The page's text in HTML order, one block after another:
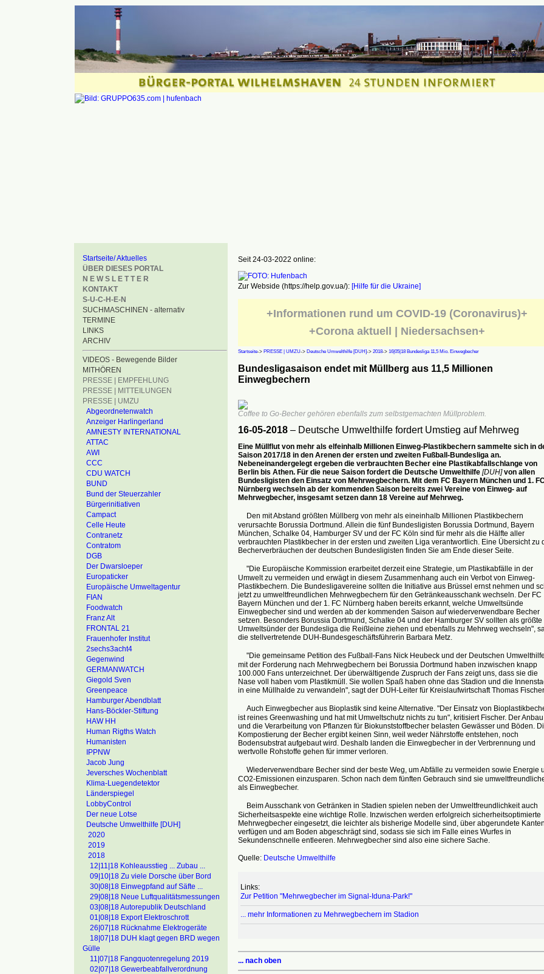
Startseite/ Aktuelles
ÜBER DIESES PORTAL
N E W S L E T T E R
KONTAKT
S-U-C-H-E-N
SUCHMASCHINEN - alternativ
TERMINE
LINKS
ARCHIV
VIDEOS - Bewegende Bilder
MITHÖREN
PRESSE | EMPFEHLUNG
PRESSE | MITTEILUNGEN
PRESSE | UMZU
Abgeordnetenwatch
Anzeiger Harlingerland
AMNESTY INTERNATIONAL
ATTAC
AWI
CCC
CDU WATCH
BUND
Bund der Steuerzahler
Bürgerinitiativen
Campact
Celle Heute
Contranetz
Contratom
DGB
Der Dwarsloeper
Europaticker
Europäische Umweltagentur
FIAN
Foodwatch
Franz Alt
FRONTAL 21
Frauenhofer Institut
2sechs3acht4
Gegenwind
GERMANWATCH
Giegold Sven
Greenpeace
Hamburger Abendblatt
Hans-Böckler-Stiftung
HAW HH
Human Rigths Watch
Humanisten
IPPNW
Jacob Jung
Jeversches Wochenblatt
Klima-Luegendetektor
Länderspiegel
LobbyControl
Der neue Lotse
Deutsche Umwelthilfe [DUH]
2020
2019
2018
12|11|18 Kohleausstieg ... Zubau ...
09|10|18 Zu viele Dorsche über Bord
30|08|18 Einwegpfand auf Säfte ...
29|08|18 Neue Luftqualitätsmessungen
03|08|18 Autorepublik Deutschland
01|08|18 Export Elektroschrott
26|07|18 Rücknahme Elektrogeräte
18|07|18 DUH klagt gegen BRD wegen
Gülle
11|07|18 Fangquotenregelung 2019
02|07|18 Gewerbeabfallverordnung
Seit 24-03-2022 online:
Zur Webside (https://help.gov.ua/): [Hilfe für die Ukraine]
+Informationen rund um COVID-19 (Coronavirus)+
+Corona aktuell | Niedersachsen+
Startseite-> PRESSE | UMZU-> Deutsche Umwelthilfe [DUH]-> 2018-> 16|05|18 Bundesliga 11,5 Mio. Einwegbecher
Bundesligasaison endet mit Müllberg aus 11,5 Millionen
Einwegbechern
Coffee to Go-Becher gehören ebenfalls zum selbstgemachten Müllproblem.
16-05-2018– Deutsche Umwelthilfe fordert Umstieg auf Mehrweg
Eine Müllflut von mehr als elfeinhalb Millionen Einweg-Plastikbechern sammelte sich in
Saison 2017/18 in den Arenen der ersten und zweiten Fußball-Bundesliga an.
Nebeneinandergelegt ergeben die verbrauchten Becher eine Plastikabfallschlange von
Berlin bis Athen. Für die neue Saison fordert die Deutsche Umwelthilfe [DUH]von allen
Bundesligisten den Einsatz von Mehrwegbechern. Mit dem FC Bayern München und 1.
Nürnberg wechseln ab der kommenden Saison bereits zwei Vereine von Einweg- auf
Mehrwegbecher, insgesamt setzen dann 18 Vereine auf Mehrweg.
Den mit Abstand größten Müllberg von mehr als eineinhalb Millionen Plastikbechern
verursachte Borussia Dortmund. Allein die fünf Bundesligisten Borussia Dortmund, Bayern
München, Schalke 04, Hamburger SV und der FC Köln sind für mehr als die Hälfte aller
verbrauchten Plastikbecher in der ersten und zweiten Liga verantwortlich. Eine Übersicht zu
Becherverbräuchen der deutschen Bundesligisten finden Sie am Ende dieser Seite.
"Die Europäische Kommission erarbeitet derzeit eine Strategie, um Plastikabfälle in der
Umwelt zu vermeiden und erwägt in diesem Zusammenhang auch ein Verbot von Einweg-
Plastikbechern. Die Bundesligavereine sollten die Initiative aus Brüssel ernst nehmen und
jetzt zu umweltfreundlichen Mehrwegbechern für den Getränkeausschank wechseln. Der FC
Bayern München und der 1. FC Nürnberg haben bereits erkannt, welche Umweltsünde
Einwegbecher sind und werden ab der kommenden Saison auf wiederverwendbare Becher
setzen. Besonders Borussia Dortmund, Schalke 04 und der Hamburger SV sollten als größte
Umweltsünder der Bundesliga die Reißleine ziehen und ebenfalls zu Mehrweg wechseln",
die stellvertretende DUH-Bundesgeschäftsführerin Barbara Metz.
"Die gemeinsame Petition des Fußball-Fans Nick Heubeck und der Deutschen
mit der Forderung nach Mehrwegbechern bei Borussia Dortmund haben inzwischen knapp
100.000 Fans unterzeichnet. Der überwältigende Zuspruch der Fans zeigt uns, dass sie die
Nase voll haben vom Plastikmüll. Sie wollen Spaß haben ohne das Stadion und die
in eine Müllhalde zu verwandeln", sagt der DUH-Leiter für Kreislaufwirtschaft Thomas
Auch Einwegbecher aus Bioplastik sind keine Alternative. "Der Einsatz von
ist reines Greenwashing und hat mit Umweltschutz nichts zu tun", kritisiert Fischer. Der Anbau
und die Verarbeitung von Pflanzen für Biokunststoffbecher belasten Gewässer und Böden.
Kompostierung der Becher ergibt keinen Sinn, weil weder Nährstoffe entstehen, noch
Bodensubstrat aufgebaut wird. Deshalb landen die Einwegbecher in der Verbrennung und
wertvolle Rohstoffe gehen für immer verloren.
Wiederverwendbare Becher sind der beste Weg, um Abfälle zu vermeiden sowie Energie
CO2-Emissionen einzusparen. Schon nach dem fünften Gebrauch sind sie
als Einwegbecher.
Beim Ausschank von Getränken in Stadien spielen neben der Umweltfreundlichkeit auch
Sicherheitsaspekte eine wichtige Rolle. Inzwischen werden erfolgreich sicherheitsoptimierte
Mehrwegbecher eingesetzt, die leichter als bisherige Modelle sind, über abgerundete
verfügen und am Boden abgeschrägt sind, sodass sie sich im Falle eines Wurfes in
Sekundenschnelle entleeren. Mehrwegbecher sind also eine sichere Sache.
Quelle: Deutsche Umwelthilfe
Links:
Zur Petition "Mehrwegbecher im Signal-Iduna-Park!"
... mehr Informationen zu Mehrwegbechern im Stadion
... nach oben